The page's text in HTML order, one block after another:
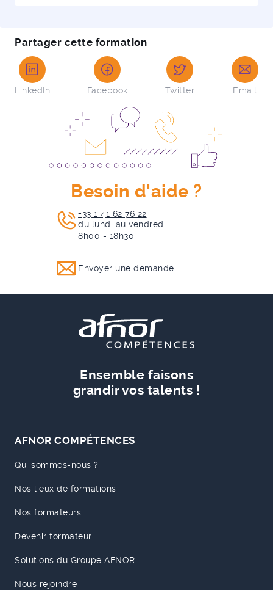
Partager cette formation
LinkedIn Facebook Twitter Email
Besoin d'aide ?
+33 1 41 62 76 22
du lundi au vendredi
8h00 - 18h30
Envoyer une demande
Ensemble faisons
grandir vos talents !
AFNOR COMPÉTENCES
Qui sommes-nous ?
Nos lieux de formations
Nos formateurs
Devenir formateur
Solutions du Groupe AFNOR
Nous rejoindre